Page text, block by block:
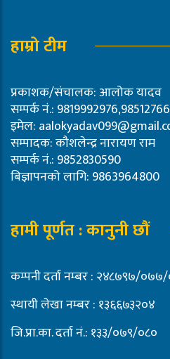
हाम्रो टीम
प्रकाशक/संचालक: आलोक यादव
सम्पर्क नं.:
इमेल:
सम्पादक: कौशलेन्द्र नारायण राम
सम्पर्क नं.: 9852830590
बिज्ञापनको लागि: 9863964800
हामी पूर्णत : कानुनी छौं
कम्पनी दर्ता नम्बर : २४८७९७/
स्थायी लेखा नम्बर : १३६६७३२०४
जि.प्रा.का. दर्ता नं.: १३३/०७९/०८०